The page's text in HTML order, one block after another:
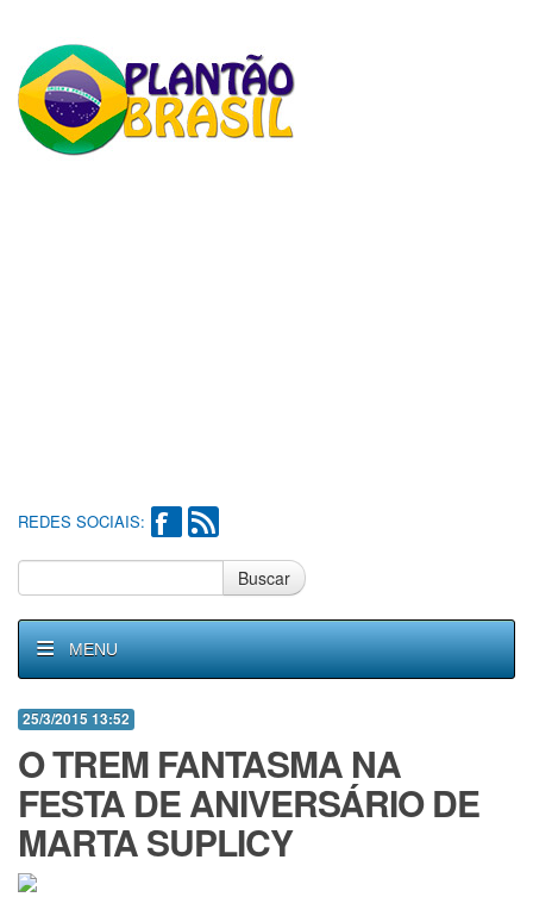
REDES SOCIAIS:
Buscar
MENU
25/3/2015 13:52
O TREM FANTASMA NA
FESTA DE ANIVERSÁRIO DE
MARTA SUPLICY